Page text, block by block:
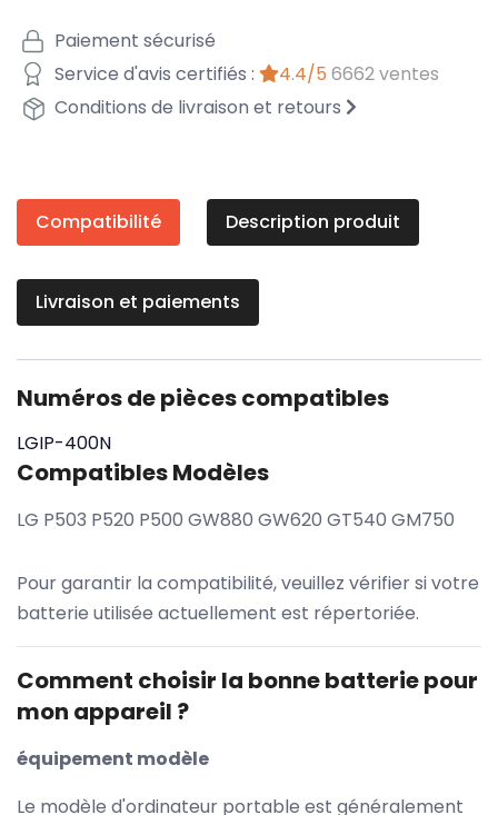
Paiement sécurisé
Service d'avis certifiés :
4.4/5 6662 ventes
Conditions de livraison et retours
Compatibilité Description produit
Livraison et paiements
Numéros de pièces compatibles
LGIP-400N
Compatibles Modèles
LG P503 P520 P500 GW880 GW620 GT540 GM750
Pour garantir la compatibilité, veuillez vérifier si votre
batterie utilisée actuellement est répertoriée.
Comment choisir la bonne batterie pour
mon appareil ?
équipement modèle
Le modèle d'ordinateur portable est généralement